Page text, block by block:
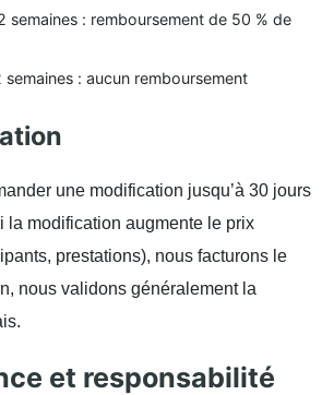
semaines : remboursement de 50 % de
semaines : aucun remboursement
une modification jusqu’à 30 jours
la modification augmente le prix
prestations), nous facturons le
nous validons généralement la
et responsabilité